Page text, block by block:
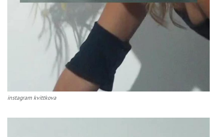
instagram kvittkova